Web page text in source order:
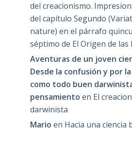
del creacionismo.
del capítulo Segundo
nature) en el párrafo
séptimo de El Origen de las
Aventuras de un joven
Desde la confusión y por
como todo buen
pensamiento en El
darwinista
Mario en Hacia una ciencia